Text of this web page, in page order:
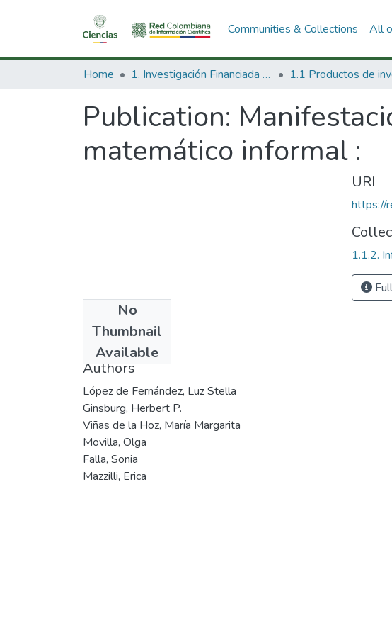
Communities & Collections All
Home 1. Investigación Financiada con Recursos Públicos
Publication:
matemático informal :
No
Thumbnail
Available
2002
Authors
López de Fernández, Luz Stella
Ginsburg, Herbert P.
Viñas de la Hoz, María Margarita
Movilla, Olga
Falla, Sonia
Mazzilli, Erica
URI
https://
1.1.2.